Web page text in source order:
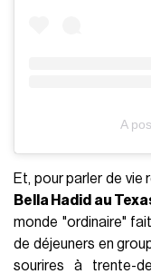
A
Et, pour parler de vie
Bella Hadid au
monde "ordinaire"
de déjeuners en
sourires à trente-